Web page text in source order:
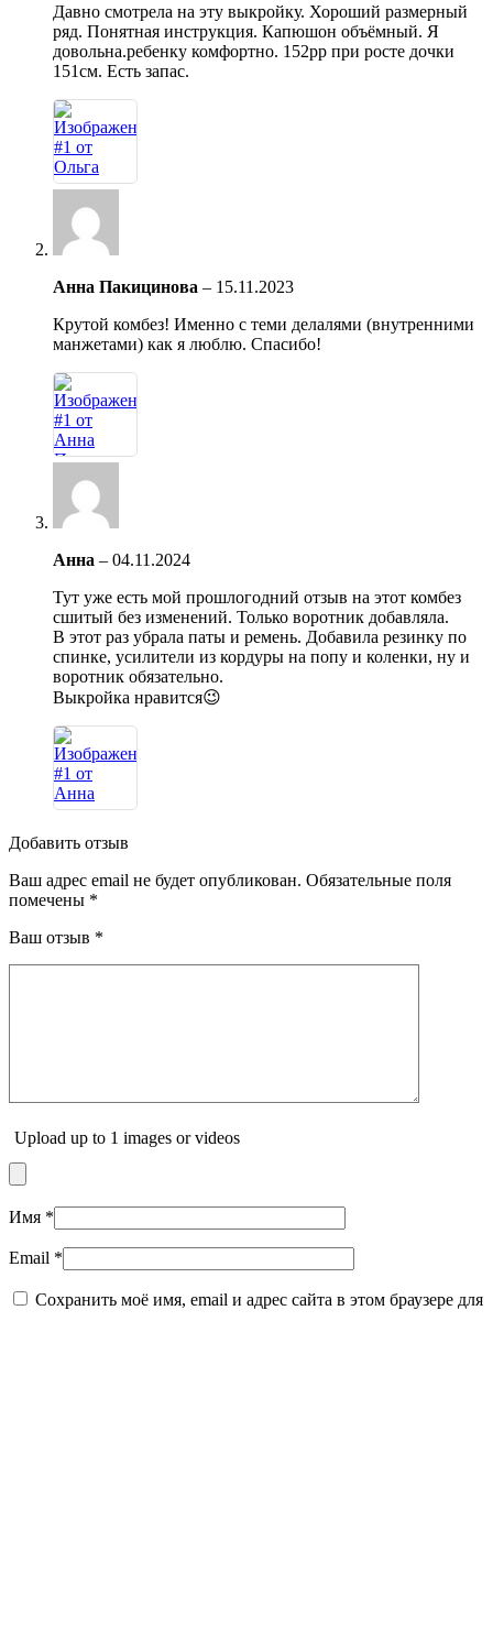
Давно смотрела на эту выкройку. Хороший размерный
ряд. Понятная инструкция. Капюшон объёмный. Я
довольна.ребенку комфортно. 152рр при росте дочки
151см. Есть запас.
Анна Пакицинова – 15.11.2023
Крутой комбез! Именно с теми делалями (внутренними
манжетами) как я люблю. Спасибо!
Анна – 04.11.2024
Тут уже есть мой прошлогодний отзыв на этот комбез
сшитый без изменений. Только воротник добавляла.
В этот раз убрала паты и ремень. Добавила резинку по
спинке, усилители из кордуры на попу и коленки, ну и
воротник обязательно.
Выкройка нравится😉
Добавить отзыв
Ваш адрес email не будет опубликован. Обязательные поля
помечены *
Ваш отзыв *
Upload up to 1 images or videos
Имя *
Email *
Сохранить моё имя, email и адрес сайта в этом браузере для